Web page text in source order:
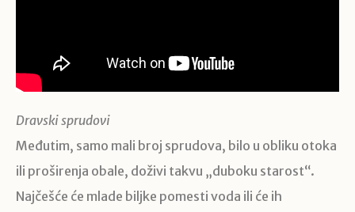
Dravski sprudovi
Međutim, samo mali broj sprudova, bilo u obliku otoka
ili proširenja obale, doživi takvu „duboku starost“.
Najčešće će mlade biljke pomesti voda ili će ih